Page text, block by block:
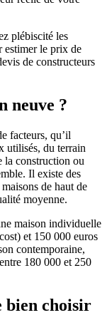
plébiscité les
estimer le prix de
de constructeurs
neuve ?
facteurs, qu’il
utilisés, du terrain
la construction ou
Il existe des
de haut de
moyenne.
maison individuelle
et 150 000 euros
contemporaine,
180 000 et 250
bien choisir